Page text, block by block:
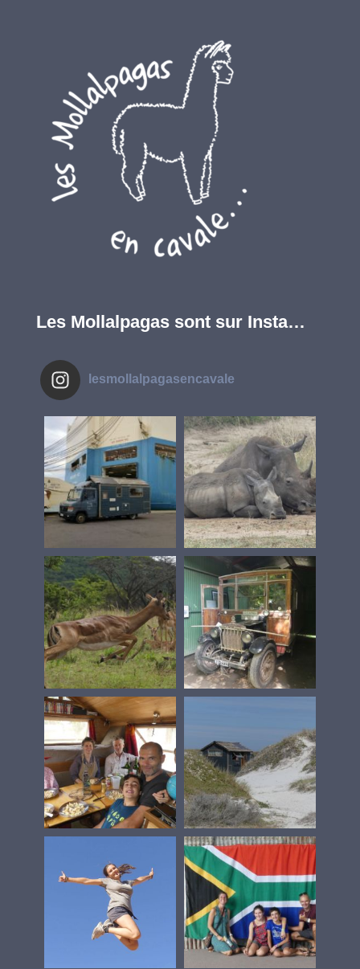
Les Mollalpagas sont sur Insta…
lesmollalpagasencavale